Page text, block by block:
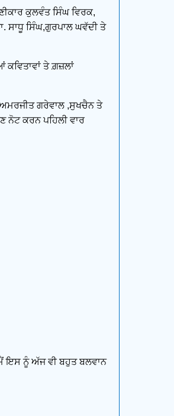
ਕੁਲਵੰਤ ਸਿੰਘ ਵਿਰਕ,
ਸਾਧੂ ਸਿੰਘ,ਗੁਰਪਾਲ ਘਵੱਦੀ ਤੇ
ਕਵਿਤਾਵਾਂ ਤੇ ਗ਼ਜ਼ਲਾਂ
ਗਰੇਵਾਲ ,ਸੁਖਚੈਨ ਤੇ
ਨੋਟ ਕਰਨ ਪਹਿਲੀ ਵਾਰ
ਇਸ ਨੂੰ ਅੱਜ ਵੀ ਬਹੁਤ ਬਲਵਾਨ